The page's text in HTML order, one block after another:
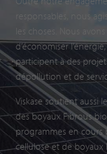
responsables, nous
les choses. Nous
d’économiser
participent à des
dépollution et de
Viskase soutient aussi
des boyaux Fibrous
programmes en cours
cellulose et de